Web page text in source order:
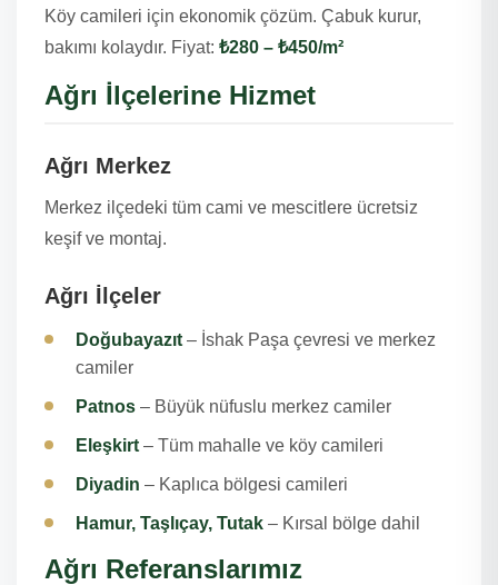
Köy camileri için ekonomik çözüm. Çabuk kurur,
bakımı kolaydır. Fiyat: ₺280 – ₺450/m²
Ağrı İlçelerine Hizmet
Ağrı Merkez
Merkez ilçedeki tüm cami ve mescitlere ücretsiz
keşif ve montaj.
Ağrı İlçeler
Doğubayazıt – İshak Paşa çevresi ve merkez
camiler
Patnos – Büyük nüfuslu merkez camiler
Eleşkirt – Tüm mahalle ve köy camileri
Diyadin – Kaplıca bölgesi camileri
Hamur, Taşlıçay, Tutak – Kırsal bölge dahil
Ağrı Referanslarımız